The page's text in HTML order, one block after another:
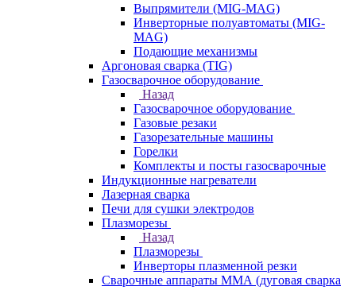
Выпрямители (MIG-MAG)
Инверторные полуавтоматы (MIG-
MAG)
Подающие механизмы
Аргоновая сварка (TIG)
Газосварочное оборудование
Назад
Газосварочное оборудование
Газовые резаки
Газорезательные машины
Горелки
Комплекты и посты газосварочные
Индукционные нагреватели
Лазерная сварка
Печи для сушки электродов
Плазморезы
Назад
Плазморезы
Инверторы плазменной резки
Сварочные аппараты ММА (дуговая сварка